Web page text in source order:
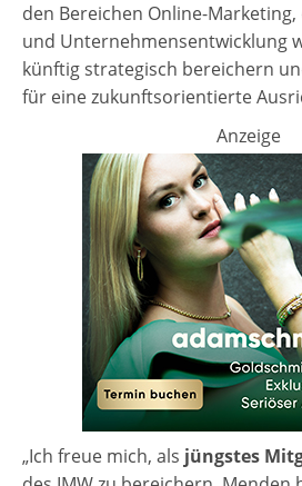
den Bereichen Online-
und Unternehmensentwicklung
künftig strategisch bereichern
für eine zukunftsorientierte
Anzeige
„Ich freue mich, als jüngstes